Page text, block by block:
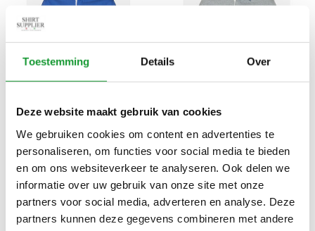
Toestemming Details Over
Deze website maakt gebruik van cookies
We gebruiken cookies om content en advertenties te
personaliseren, om functies voor social media te bieden
en om ons websiteverkeer te analyseren. Ook delen we
informatie over uw gebruik van onze site met onze
partners voor social media, adverteren en analyse. Deze
partners kunnen deze gegevens combineren met andere
Bekijk alle 4maten
GANT DONKERBLAUW-
BLAUW STREEP HEREN
RUGBY SHIRT SWEATER
€129,00
Bekijk alle
GANT DONKERBLAUW-
LICHTGRIJS STREEP
HEREN RUGBY SHIRT
SWEATER
€89,00